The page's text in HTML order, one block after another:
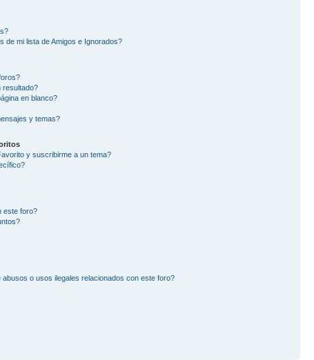
de mi lista de Amigos e Ignorados?
resultado?
en blanco?
y temas?
y suscribirme a un tema?
este foro?
o usos ilegales relacionados con este foro?